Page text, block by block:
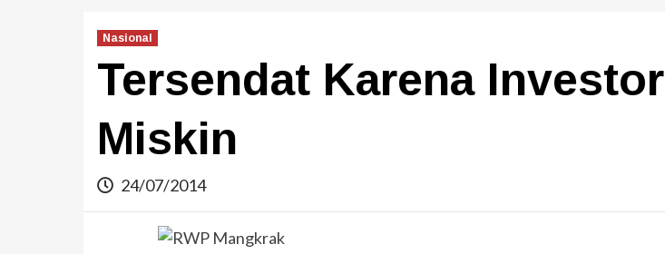
Nasional
Tersendat Karena Investor
Miskin
24/07/2014